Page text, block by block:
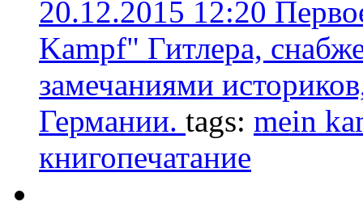
20.12.2015 12:20
Kampf" Гитлера,
замечаниями
Германии. tags: mein
книгопечатание